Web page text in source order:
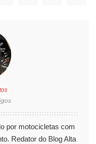
por motocicletas com
Redator do Blog Alta